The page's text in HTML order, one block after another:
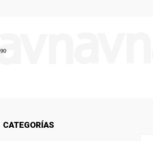
CATEGORÍAS